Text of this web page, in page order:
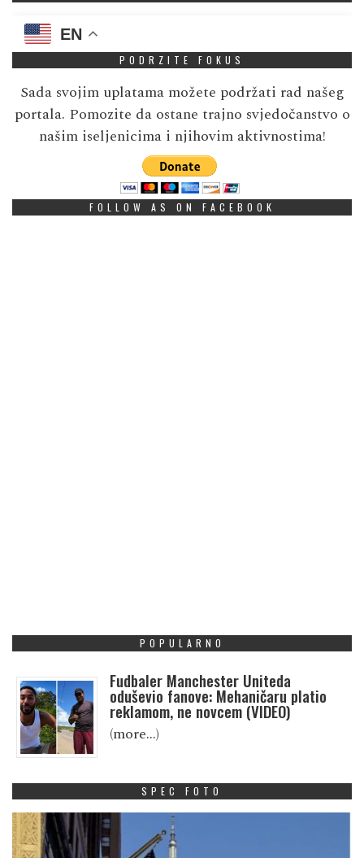
EN
PODRZITE FOKUS
Sada svojim uplatama možete podržati rad našeg
portala. Pomozite da ostane trajno svjedočanstvo o
našim iseljenicima i njihovim aktivnostima!
FOLLOW AS ON FACEBOOK
POPULARNO
Fudbaler Manchester Uniteda
oduševio fanove: Mehaničaru platio
reklamom, ne novcem (VIDEO)
(more…)
SPEC FOTO